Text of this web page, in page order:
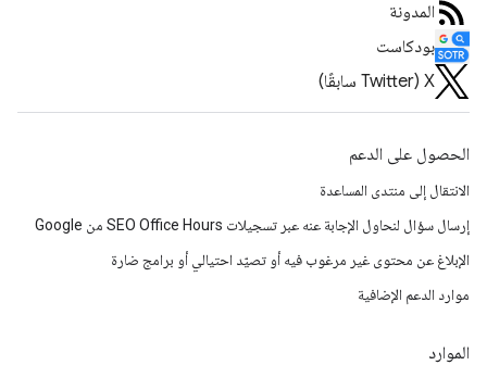
المدونة
بودكاست
‫X ‏(Twitter سابقًا)
الحصول على الدعم
الانتقال إلى منتدى المساعدة
إرسال سؤال لنحاول الإجابة عنه عبر تسجيلات SEO Office Hours من Google
الإبلاغ عن محتوى غير مرغوب فيه أو تصيّد احتيالي أو برامج ضارة
موارد الدعم الإضافية
الموارد